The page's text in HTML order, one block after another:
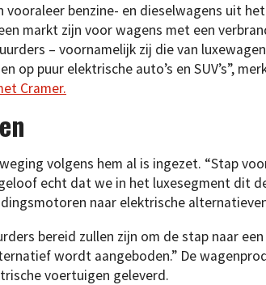
vooraleer benzine- en dieselwagens uit
markt zijn voor wagens met een
– voornamelijk zij die van
puur elektrische auto’s en SUV’s”,
Cramer.
volgens hem al is ingezet. “Stap
echt dat we in het luxesegment dit
naar elektrische
bereid zullen zijn om de stap naar
wordt aangeboden.” De
voertuigen geleverd.